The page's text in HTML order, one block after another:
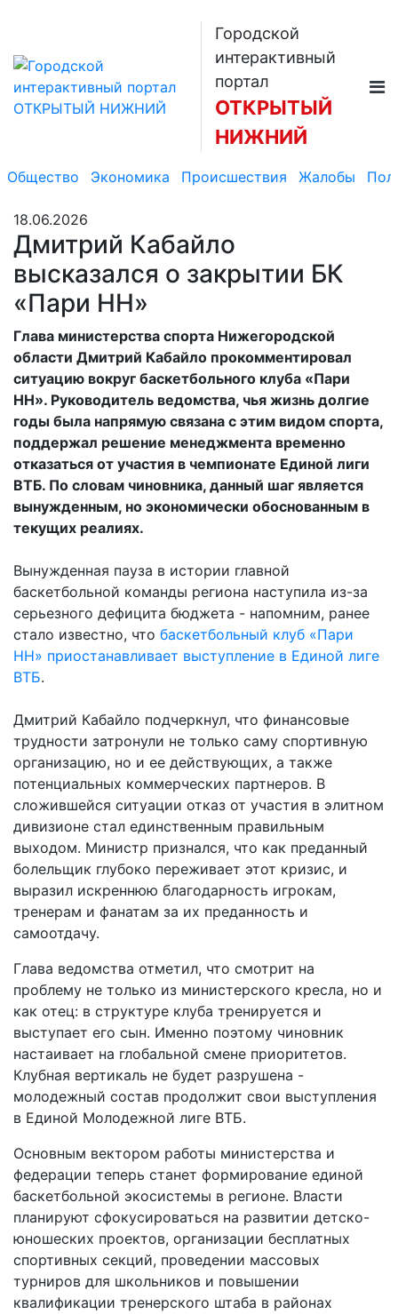
Городской
интерактивный
портал
ОТКРЫТЫЙ
НИЖНИЙ
Общество Экономика Происшествия Жалобы
18.06.2026
Дмитрий Кабайло
высказался о закрытии БК
«Пари НН»
Глава министерства спорта Нижегородской
области Дмитрий Кабайло прокомментировал
ситуацию вокруг баскетбольного клуба «Пари
НН». Руководитель ведомства, чья жизнь долгие
годы была напрямую связана с этим видом спорта,
поддержал решение менеджмента временно
отказаться от участия в чемпионате Единой лиги
ВТБ. По словам чиновника, данный шаг является
вынужденным, но экономически обоснованным в
текущих реалиях.
Вынужденная пауза в истории главной
баскетбольной команды региона наступила из-за
серьезного дефицита бюджета - напомним, ранее
стало известно, что баскетбольный клуб «Пари
НН» приостанавливает выступление в Единой лиге
ВТБ.
Дмитрий Кабайло подчеркнул, что финансовые
трудности затронули не только саму спортивную
организацию, но и ее действующих, а также
потенциальных коммерческих партнеров. В
сложившейся ситуации отказ от участия в элитном
дивизионе стал единственным правильным
выходом. Министр признался, что как преданный
болельщик глубоко переживает этот кризис, и
выразил искреннюю благодарность игрокам,
тренерам и фанатам за их преданность и
самоотдачу.
Глава ведомства отметил, что смотрит на
проблему не только из министерского кресла, но и
как отец: в структуре клуба тренируется и
выступает его сын. Именно поэтому чиновник
настаивает на глобальной смене приоритетов.
Клубная вертикаль не будет разрушена -
молодежный состав продолжит свои выступления
в Единой Молодежной лиге ВТБ.
Основным вектором работы министерства и
федерации теперь станет формирование единой
баскетбольной экосистемы в регионе. Власти
планируют сфокусироваться на развитии детско-
юношеских проектов, организации бесплатных
спортивных секций, проведении массовых
турниров для школьников и повышении
квалификации тренерского штаба в районах